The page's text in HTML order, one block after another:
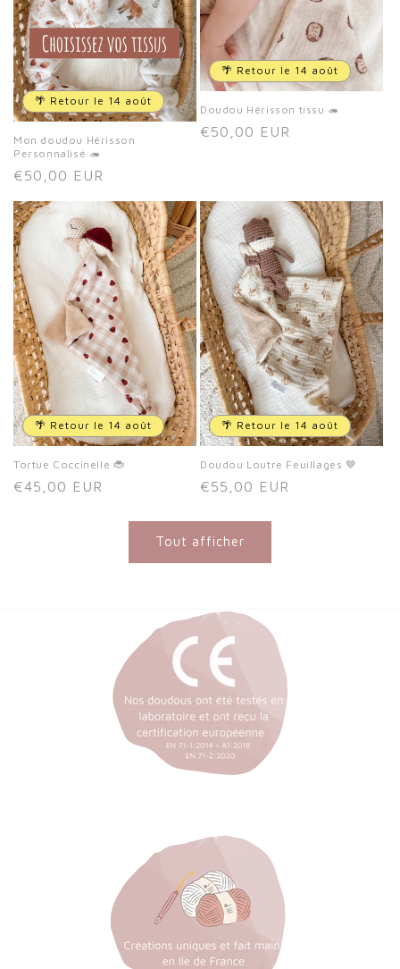
🌴 Retour le 14 août
Mon doudou Hérisson
Personnalisé 🦔
Prix
€50,00 EUR
🌴 Retour le 14 août
Doudou Hérisson tissu 🦔
Prix
€50,00 EUR
🌴 Retour le 14 août
Tortue Coccinelle 🐞
Prix
€45,00 EUR
🌴 Retour le 14 août
Doudou Loutre Feuillages 🤎
Prix
€55,00 EUR
Tout afficher